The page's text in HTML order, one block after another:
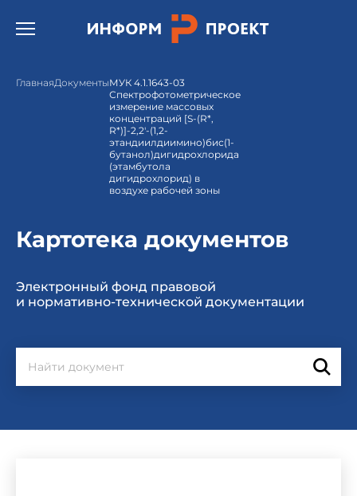
Открыть бургер меню.
ГлавнаяДокументыМУК 4.1.1643-03
Спектрофотометрическое
измерение массовых
концентраций [S-(R*,
R*)]-2,2'-(1,2-
этандиилдиимино)бис(1-
бутанол)дигидрохлорида
(этамбутола
дигидрохлорид) в
воздухе рабочей зоны
Картотека документов
Электронный фонд правовой
и нормативно-технической документации